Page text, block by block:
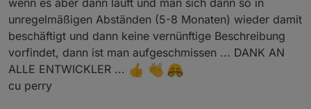
wenn es aber dann läuft und man sich dann so in
unregelmäßigen Abständen (5-8 Monaten) wieder damit
beschäftigt und dann keine vernünftige Beschreibung
vorfindet, dann ist man aufgeschmissen ... DANK AN
ALLE ENTWICKLER ...
cu perry